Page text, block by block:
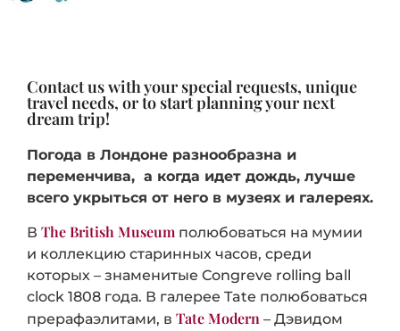
Contact us with your special requests, unique
travel needs, or to start planning your next
dream trip!
Погода в Лондоне разнообразна и
переменчива, а когда идет дождь, лучше
всего укрыться от него в музеях и галереях.
В The British Museum полюбоваться на мумии
и коллекцию старинных часов, среди
которых – знаменитые Congreve rolling ball
clock 1808 года. В галерее Tate полюбоваться
прерафаэлитами, в Tate Modern – Дэвидом